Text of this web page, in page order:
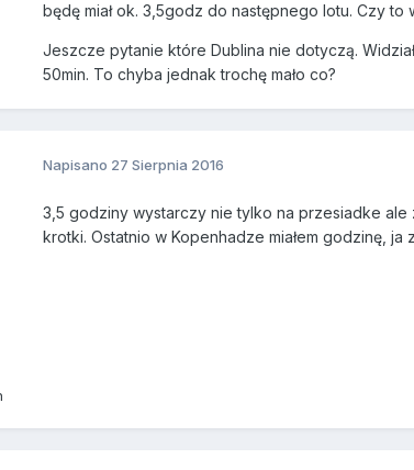
będę miał ok. 3,5godz do następnego lotu. Czy to
Jeszcze pytanie które Dublina nie dotyczą.
50min. To chyba jednak trochę mało co?
Napisano 27 Sierpnia 2016
3,5 godziny wystarczy nie tylko na przesiadke
krotki. Ostatnio w Kopenhadze miałem godzinę,